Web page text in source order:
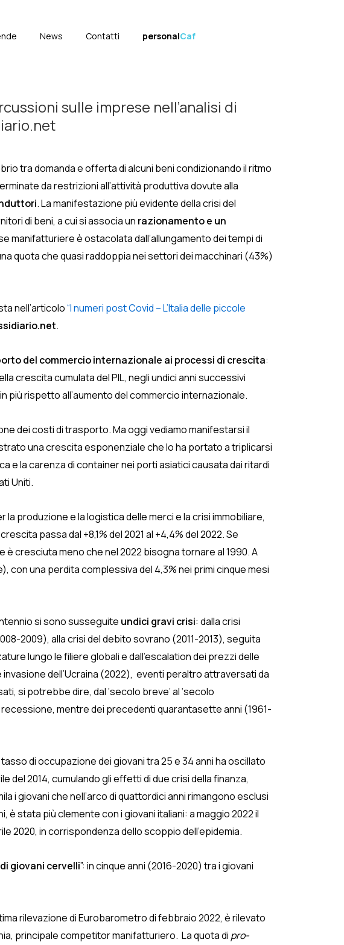
News Contatti personalCaf
sulle imprese nell’analisi di
tra domanda e offerta di alcuni beni condizionando il ritmo
da restrizioni all’attività produttiva dovute alla
. La manifestazione più evidente della crisi del
di beni, a cui si associa un razionamento e un
manifatturiere è ostacolata dall’allungamento dei tempi di
quota che quasi raddoppia nei settori dei macchinari (43%)
nell’articolo“I numeri post Covid – L’Italia delle piccole
.
del commercio internazionale ai processi di crescita:
crescita cumulata del PIL, negli undici anni successivi
più rispetto all’aumento del commercio internazionale.
dei costi di trasporto. Ma oggi vediamo manifestarsi il
una crescita esponenziale che lo ha portato a triplicarsi
e la carenza di container nei porti asiatici causata dai ritardi
Uniti.
la produzione e la logistica delle merci e la crisi immobiliare,
passa dal +8,1% del 2021 al +4,4% del 2022. Se
è cresciuta meno che nel 2022 bisogna tornare al 1990. A
con una perdita complessiva del 4,3% nei primi cinque mesi
si sono susseguite undici gravi crisi: dalla crisi
2009), alla crisi del debito sovrano (2011-2013), seguita
lungo le filiere globali e dall’escalation dei prezzi delle
dell’Ucraina (2022), eventi peraltro attraversati da
si potrebbe dire, dal ‘secolo breve’ al ‘secolo
recessione, mentre dei precedenti quarantasette anni (1961-
tasso di occupazione dei giovani tra 25 e 34 anni ha oscillato
del 2014, cumulando gli effetti di due crisi della finanza,
i giovani che nell’arco di quattordici anni rimangono esclusi
stata più clemente con i giovani italiani: a maggio 2022 il
2020, in corrispondenza dello scoppio dell’epidemia.
giovani cervelli”: in cinque anni (2016-2020) tra i giovani
rilevazione di Eurobarometro di febbraio 2022, è rilevato
principale competitor manifatturiero. La quota di pro-